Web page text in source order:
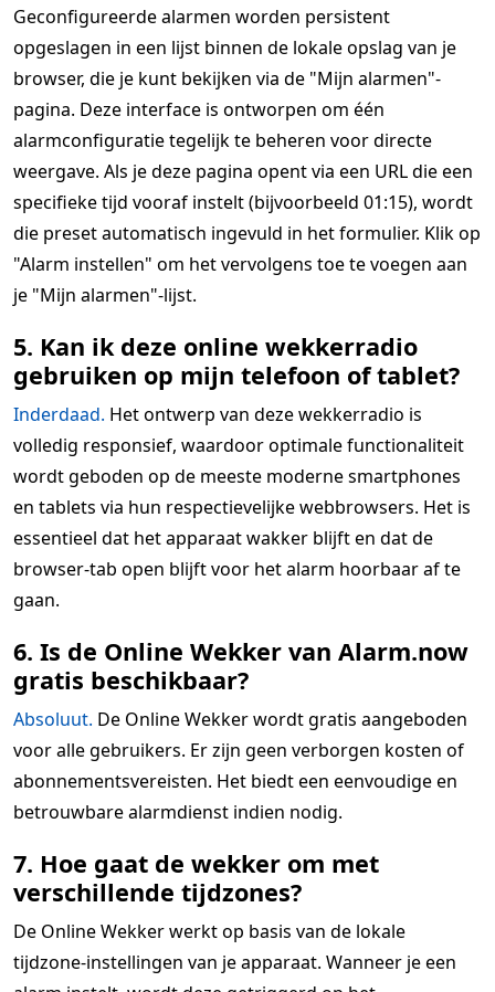
Geconfigureerde alarmen worden persistent
opgeslagen in een lijst binnen de lokale opslag van je
browser, die je kunt bekijken via de "Mijn alarmen"-
pagina. Deze interface is ontworpen om één
alarmconfiguratie tegelijk te beheren voor directe
weergave. Als je deze pagina opent via een URL die een
specifieke tijd vooraf instelt (bijvoorbeeld 01:15), wordt
die preset automatisch ingevuld in het formulier. Klik op
"Alarm instellen" om het vervolgens toe te voegen aan
je "Mijn alarmen"-lijst.
5. Kan ik deze online wekkerradio
gebruiken op mijn telefoon of tablet?
Inderdaad. Het ontwerp van deze wekkerradio is
volledig responsief, waardoor optimale functionaliteit
wordt geboden op de meeste moderne smartphones
en tablets via hun respectievelijke webbrowsers. Het is
essentieel dat het apparaat wakker blijft en dat de
browser-tab open blijft voor het alarm hoorbaar af te
gaan.
6. Is de Online Wekker van Alarm.now
gratis beschikbaar?
Absoluut. De Online Wekker wordt gratis aangeboden
voor alle gebruikers. Er zijn geen verborgen kosten of
abonnementsvereisten. Het biedt een eenvoudige en
betrouwbare alarmdienst indien nodig.
7. Hoe gaat de wekker om met
verschillende tijdzones?
De Online Wekker werkt op basis van de lokale
tijdzone-instellingen van je apparaat. Wanneer je een